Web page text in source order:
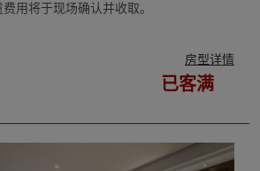
用将于现场确认并收取。
房型详情
已客满